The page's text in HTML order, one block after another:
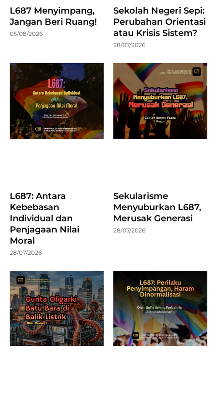
L687 Menyimpang,
Jangan Beri Ruang!
05/08/2026
Sekolah Negeri Sepi:
Perubahan Orientasi
atau Krisis Sistem?
28/07/2026
L687: Antara
Kebebasan
Individual dan
Penjagaan Nilai
Moral
28/07/2026
Sekularisme
Menyuburkan L687,
Merusak Generasi
28/07/2026